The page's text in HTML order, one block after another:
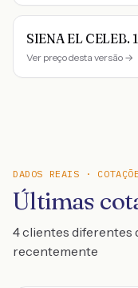
SIENA EL CELEB.
Ver preço desta versão →
DADOS REAIS ·
Últimas
4 clientes diferentes
recentemente